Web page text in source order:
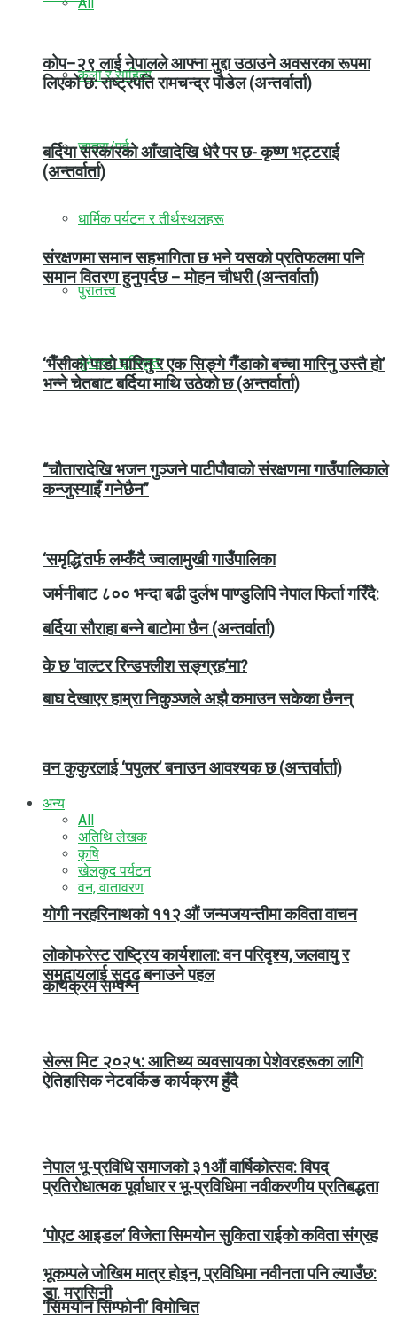
कला र साहित्य
जात्रा/पर्व
धार्मिक पर्यटन र तीर्थस्थलहरू
पुरातत्त्व
युनेस्को सूचिकृत
जर्मनीबाट ८०० भन्दा बढी दुर्लभ पाण्डुलिपि नेपाल फिर्ता गरिँदै:
के छ ‘वाल्टर रिन्डफ्लीश सङ्ग्रह’मा?
योगी नरहरिनाथको ११२ औं जन्मजयन्तीमा कविता वाचन
कार्यक्रम सम्पन्न
‘पोएट आइडल’ विजेता सिमयोन सुकिता राईको कविता संग्रह
‘सिमयोन सिम्फोनी’ विमोचित
कोप–२९ लाई नेपालले आफ्ना मुद्दा उठाउने अवसरका रूपमा
लिएको छ: राष्ट्रपति रामचन्द्र पौडेल (अन्तर्वार्ता)
बर्दिया सरकारको आँखादेखि धेरै पर छ- कृष्ण भट्टराई
(अन्तर्वार्ता)
संरक्षणमा समान सहभागिता छ भने यसको प्रतिफलमा पनि
समान वितरण हुनुपर्दछ – मोहन चौधरी (अन्तर्वार्ता)
‘भैँसीको पाडो मारिनु र एक सिङ्गे गैँडाको बच्चा मारिनु उस्तै हो’
भन्ने चेतबाट बर्दिया माथि उठेको छ (अन्तर्वार्ता)
“चौतारादेखि भजन गुञ्जने पाटीपौवाको संरक्षणमा गाउँपालिकाले
कन्जुस्याइँ गनेछैन”
‘समृद्धि’तर्फ लम्कँदै ज्वालामुखी गाउँपालिका
बर्दिया सौराहा बन्ने बाटोमा छैन (अन्तर्वार्ता)
बाघ देखाएर हाम्रा निकुञ्जले अझै कमाउन सकेका छैनन्
वन कुकुरलाई ‘पपुलर’ बनाउन आवश्यक छ (अन्तर्वार्ता)
अन्य
All
अतिथि लेखक
कृषि
खेलकुद पर्यटन
वन, वातावरण
लोकोफरेस्ट राष्ट्रिय कार्यशाला: वन परिदृश्य, जलवायु र
समुदायलाई सुदृढ बनाउने पहल
सेल्स मिट २०२५: आतिथ्य व्यवसायका पेशेवरहरूका लागि
ऐतिहासिक नेटवर्किङ कार्यक्रम हुँदै
नेपाल भू-प्रविधि समाजको ३१औं वार्षिकोत्सव: विपद्
प्रतिरोधात्मक पूर्वाधार र भू-प्रविधिमा नवीकरणीय प्रतिबद्धता
भूकम्पले जोखिम मात्र होइन, प्रविधिमा नवीनता पनि ल्याउँछ:
डा. मरासिनी